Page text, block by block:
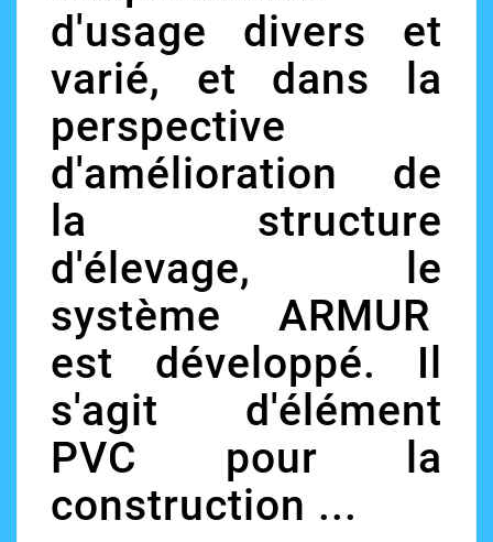
d'usage divers et
varié, et dans la
perspective
d'amélioration de
la structure
d'élevage, le
système ARMUR
est développé. Il
s'agit d'élément
PVC pour la
construction ...